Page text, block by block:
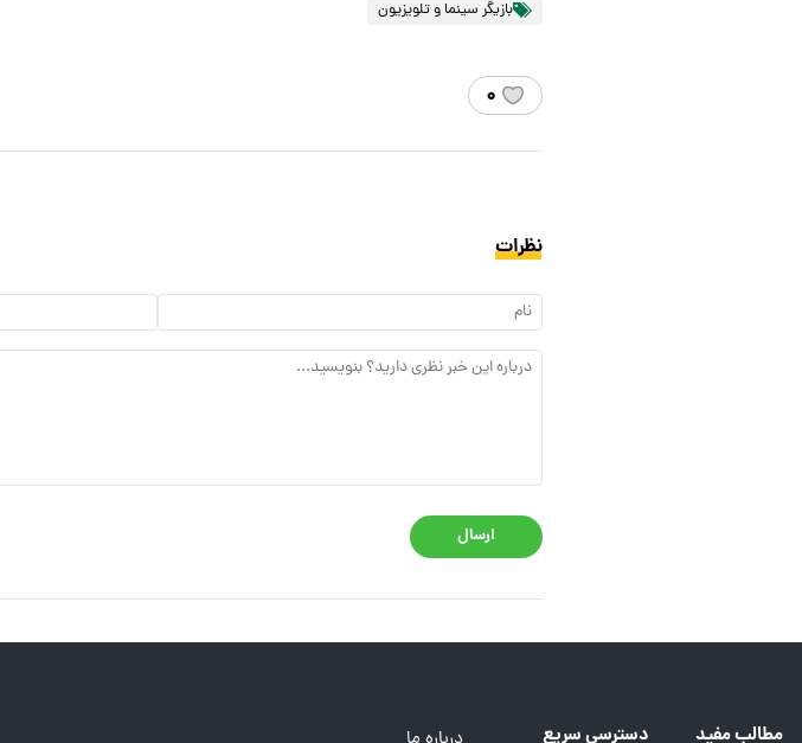
بازیگر سینما و تلویزیون
۰
نظرات
ارسال
مطالب مفید دسترسی سریع